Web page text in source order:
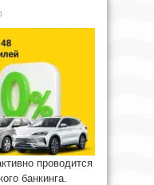
проводится
банкинга.